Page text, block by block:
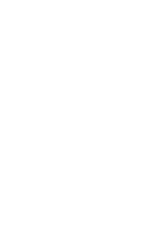
Cette
permet de
randonnées
et même en
des accessoires
quelques
élastiques et
pourront se